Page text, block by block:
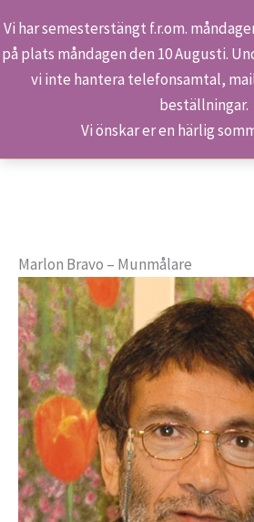
Vi har semesterstängt f.r.om.
på plats måndagen den 10 Augusti.
vi inte hantera telefonsamtal,
beställningar.
Vi önskar er en härlig
Hoppa
Sök
Hem Konst & Konstnärer
Marlon Bravo – Munmålare